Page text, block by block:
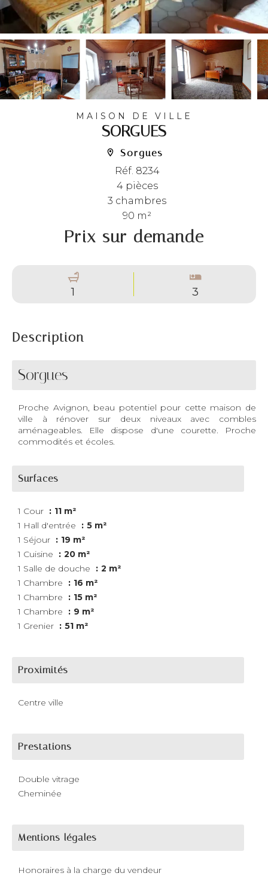
MAISON DE VILLE
SORGUES
Sorgues
Réf. 8234
4 pièces
3 chambres
90 m²
Prix sur demande
1 3
Description
Sorgues
Proche Avignon, beau potentiel pour cette maison de
ville à rénover sur deux niveaux avec combles
aménageables. Elle dispose d'une courette. Proche
commodités et écoles.
Surfaces
1 Cour
11 m²
1 Hall d'entrée
5 m²
1 Séjour
19 m²
1 Cuisine
20 m²
1 Salle de douche
2 m²
1 Chambre
16 m²
1 Chambre
15 m²
1 Chambre
9 m²
1 Grenier
51 m²
Proximités
Centre ville
Prestations
Double vitrage
Cheminée
Mentions légales
Honoraires à la charge du vendeur